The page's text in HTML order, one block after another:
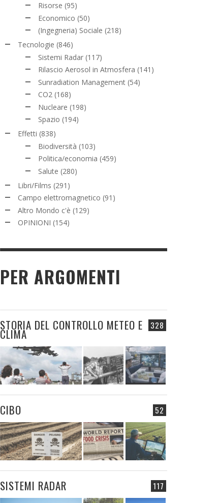
Risorse (95)
Economico (50)
(Ingegneria) Sociale (218)
Tecnologie (846)
Sistemi Radar (117)
Rilascio Aerosol in Atmosfera (141)
Sunradiation Management (54)
CO2 (168)
Nucleare (198)
Spazio (194)
Effetti (838)
Biodiversità (103)
Politica/economia (459)
Salute (280)
Libri/Films (291)
Campo elettromagnetico (91)
Altro Mondo c'è (129)
OPINIONI (154)
PER ARGOMENTI
328
STORIA DEL CONTROLLO METEO E
CLIMA
52
CIBO
117
SISTEMI RADAR